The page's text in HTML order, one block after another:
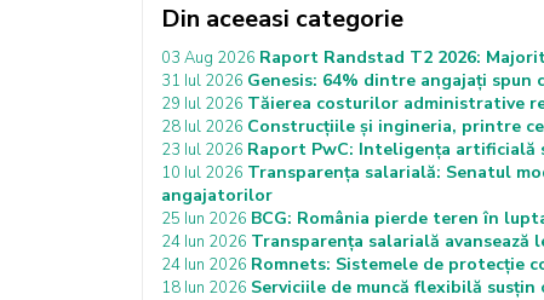
Din aceeasi categorie
03 Aug 2026 Raport Randstad T2 2026:
31 Iul 2026 Genesis: 64% dintre angajați
29 Iul 2026 Tăierea costurilor administrative
28 Iul 2026 Construcțiile și ingineria, printre
23 Iul 2026 Raport PwC: Inteligența artificială
10 Iul 2026 Transparența salarială: Senatul
angajatorilor
25 Iun 2026 BCG: România pierde teren în
24 Iun 2026 Transparența salarială
24 Iun 2026 Romnets: Sistemele de protecție
18 Iun 2026 Serviciile de muncă flexibilă